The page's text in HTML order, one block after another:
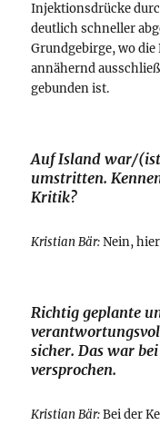
Injektionsdrücke
deutlich schneller
Grundgebirge, wo
annähernd
gebunden ist.
Auf Island war/
umstritten.
Kritik?
Kristian Bär:Nein,
Richtig geplante
sicher. Das war
versprochen.
Kristian Bär:Bei der